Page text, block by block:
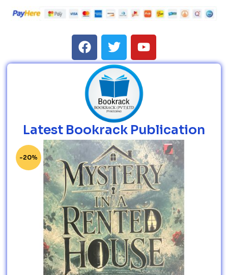
Latest Bookrack Publication
-20%